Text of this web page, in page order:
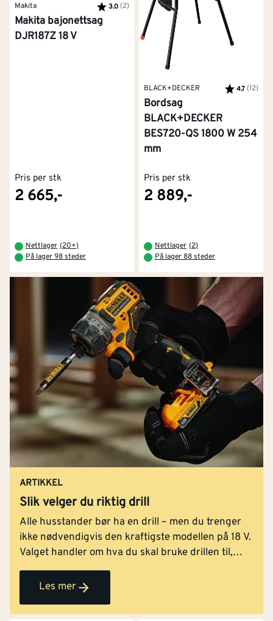
Makita Karakter:
3.0 (2) av 5 mulige
Makita bajonettsag
DJR187Z 18 V
Pris per stk
2 665,-
Nettlager (20+)
På lager 98 steder
BLACK+DECKER Karakter:
4.7 (12)
Bordsag
BLACK+DECKER
BES720-QS 1800 W 254
mm
Pris per stk
2 889,-
Nettlager (2)
På lager 88 steder
ARTIKKEL
Slik velger du riktig drill
Alle husstander bør ha en drill – men du trenger
ikke nødvendigvis den kraftigste modellen på 18 V.
Valget handler om hva du skal bruke drillen til,
hvor ofte du bruker den, og hvor mye vekt og
størrelse du er komfortabel med. I denne artiklene
valg av drill, slik at du enklere finner modellen som
Les mer